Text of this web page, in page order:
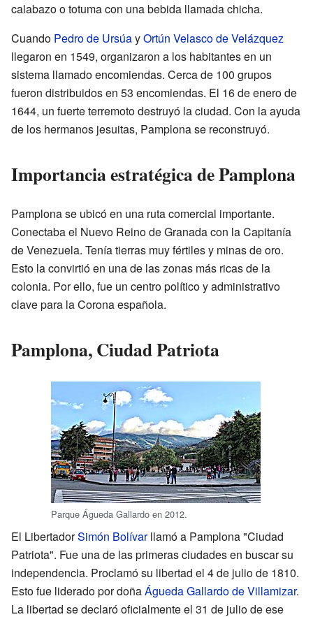
calabazo o totuma con una bebida llamada chicha.
Cuando Pedro de UrsúayOrtún Velasco de Velázquez
llegaron en 1549, organizaron a los habitantes en un
sistema llamado encomiendas. Cerca de 100 grupos
fueron distribuidos en 53 encomiendas. El 16 de enero de
1644, un fuerte terremoto destruyó la ciudad. Con la ayuda
de los hermanos jesuitas, Pamplona se reconstruyó.
Importancia estratégica de Pamplona
Pamplona se ubicó en una ruta comercial importante.
Conectaba el Nuevo Reino de Granada con la Capitanía
de Venezuela. Tenía tierras muy fértiles y minas de oro.
Esto la convirtió en una de las zonas más ricas de la
colonia. Por ello, fue un centro político y administrativo
clave para la Corona española.
Pamplona, Ciudad Patriota
Parque Águeda Gallardo en 2012.
El LibertadorSimón Bolívarllamó a Pamplona "Ciudad
Patriota". Fue una de las primeras ciudades en buscar su
independencia. Proclamó su libertad el 4 de julio de 1810.
Esto fue liderado por doñaÁgueda Gallardo de Villamizar.
La libertad se declaró oficialmente el 31 de julio de ese